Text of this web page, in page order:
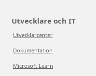
Utvecklare och IT
Utvecklarcenter
Dokumentation
Microsoft Learn